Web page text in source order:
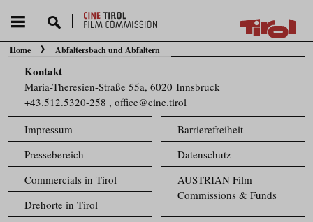
Sie befinden sich hier:
Home Abfaltersbach und Abfaltern
Kontakt
Maria-Theresien-Straße 55a, 6020 Innsbruck
+43.512.5320-258 ,office@cine.tirol
Impressum
Barrierefreiheit
Pressebereich
Datenschutz
Commercials in Tirol
AUSTRIAN Film
Commissions & Funds
Drehorte in Tirol